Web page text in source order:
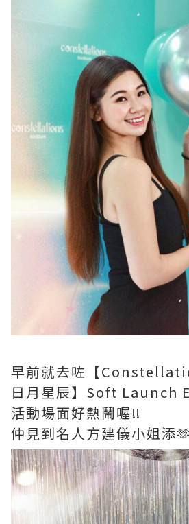
早前就去咗【
日月星辰】Soft Launch
活動場面好熱鬧喔‼️
仲見到名人方建儀小姐添🫶